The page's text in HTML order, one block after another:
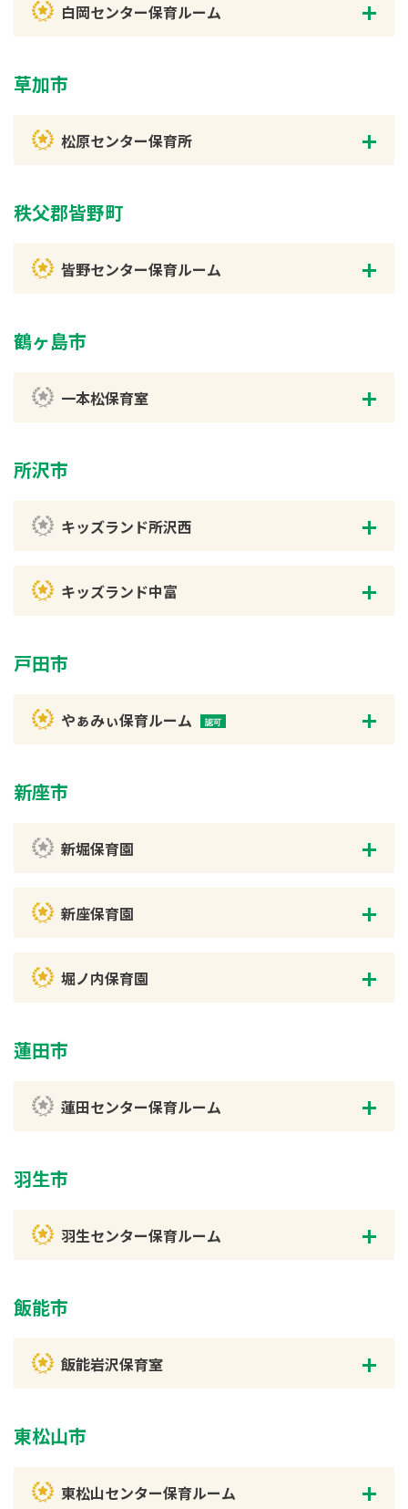
白岡センター保育ルーム
草加市
松原センター保育所
秩父郡皆野町
皆野センター保育ルーム
鶴ヶ島市
一本松保育室
所沢市
キッズランド所沢西
キッズランド中富
戸田市
やぁみぃ保育ルーム
新座市
新堀保育園
新座保育園
堀ノ内保育園
蓮田市
蓮田センター保育ルーム
羽生市
羽生センター保育ルーム
飯能市
飯能岩沢保育室
東松山市
東松山センター保育ルーム